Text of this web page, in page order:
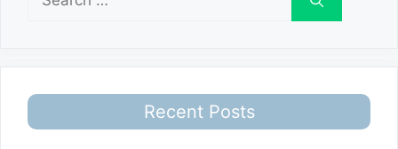
for:
Recent Posts